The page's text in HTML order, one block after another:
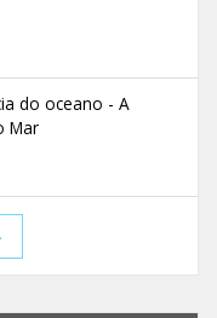
do oceano - A
Mar